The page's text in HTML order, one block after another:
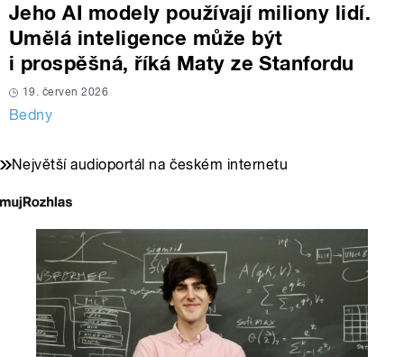
Jeho AI modely používají miliony lidí.
Umělá inteligence může být
i prospěšná, říká Maty ze Stanfordu
19. červen 2026
Bedny
Největší audioportál na českém internetu